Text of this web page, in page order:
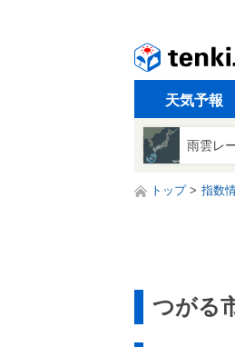
天気予報
雨雲レ
トップ 指数
つがる